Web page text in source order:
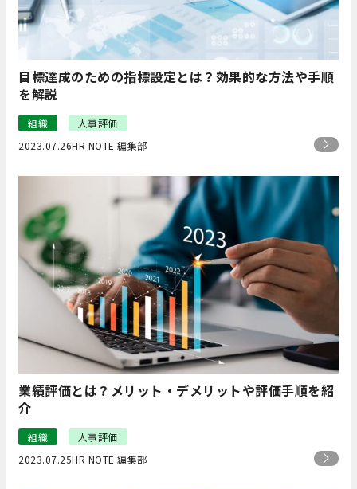
目標達成のための指標設定とは？効果的な方法や手順
を解説
組織
人事評価
2023.07.26HR NOTE 編集部
業績評価とは？メリット・デメリットや評価手順を紹
介
組織
人事評価
2023.07.25HR NOTE 編集部